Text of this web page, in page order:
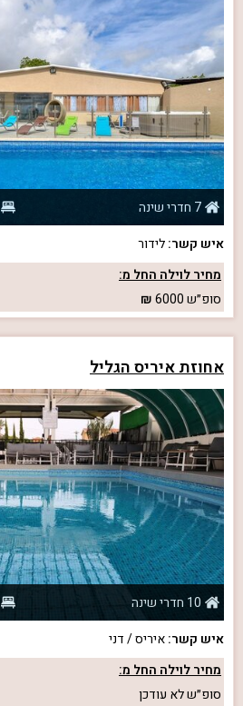
7 חדרי שינה
איש קשר:לידור
מחיר לוילה החל מ:
סופ״ש6000
אחוזת איריס הגליל
10 חדרי שינה
איש קשר:איריס / דני
מחיר לוילה החל מ:
סופ״שלא עודכן